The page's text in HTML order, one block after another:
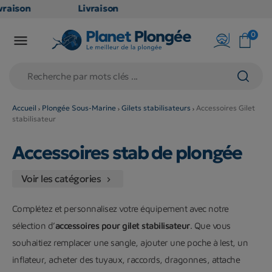
Livraison
en point
79€
(hors
volumineux
éligibles)
 0
Accueil Plongée Sous-Marine Gilets stabilisateurs
Accessoires Gilet
stabilisateur
Accessoires stab de plongée
Voir les catégories 
Complétez et personnalisez votre équipement avec notre
sélection d’accessoires pour gilet stabilisateur. Que vous
souhaitiez remplacer une sangle, ajouter une poche à lest, un
inflateur, acheter des tuyaux, raccords, dragonnes, attache